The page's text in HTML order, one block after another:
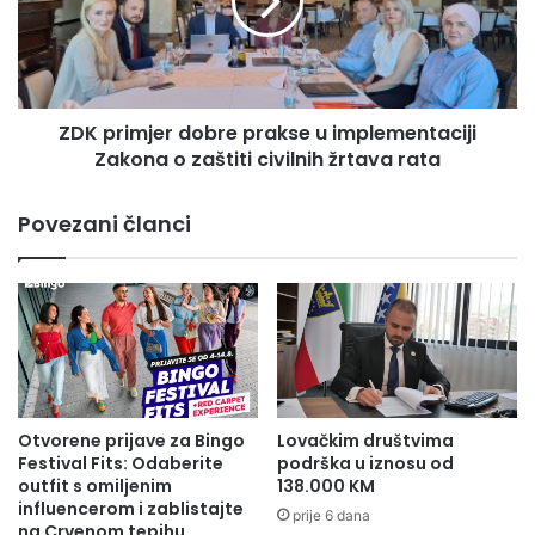
c
a
p
s
t
o
v
a
o
m
n
i
f
e
r
i
m
j
e
r
e
p
r
a
k
s
e
u
i
m
p
ZDK primjer dobre prakse u implementaciji
Zakona o zaštiti civilnih žrtava rata
Povezani članci
Otvorene prijave za Bingo
Festival Fits: Odaberite
outfit s omiljenim
influencerom i zablistajte
Lovačkim društvima
podrška u iznosu od
138.000 KM
prije 6 dana